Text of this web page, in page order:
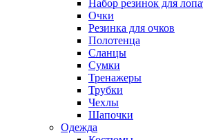
Набор резинок для
Очки
Резинка для очков
Полотенца
Сланцы
Сумки
Тренажеры
Трубки
Чехлы
Шапочки
Одежда